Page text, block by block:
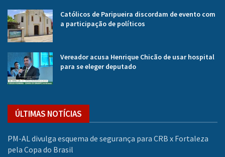
Católicos de Paripueira discordam de evento com
a participação de políticos
Vereador acusa Henrique Chicão de usar hospital
para se eleger deputado
ÚLTIMAS NOTÍCIAS
PM-AL divulga esquema de segurança para CRB x Fortaleza
pela Copa do Brasil